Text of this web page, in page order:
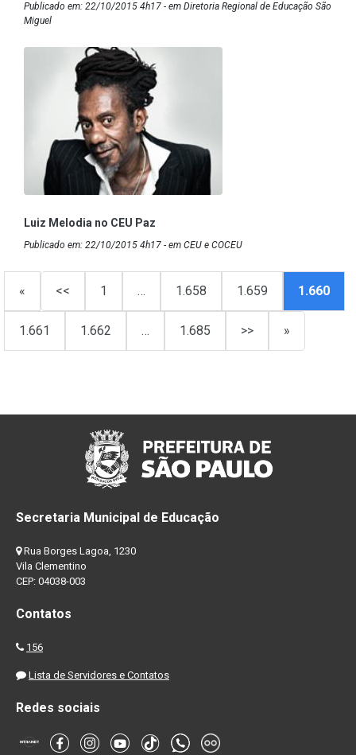
Publicado em: 22/10/2015 4h17 - em Diretoria Regional de Educação São
Miguel
Luiz Melodia no CEU Paz
Publicado em: 22/10/2015 4h17 - em CEU e COCEU
« << 1 … 1.658 1.659 1.660
1.661 1.662 … 1.685 >> »
Secretaria Municipal de Educação
Rua Borges Lagoa, 1230
Vila Clementino
CEP: 04038-003
Contatos
156
Lista de Servidores e Contatos
Redes sociais